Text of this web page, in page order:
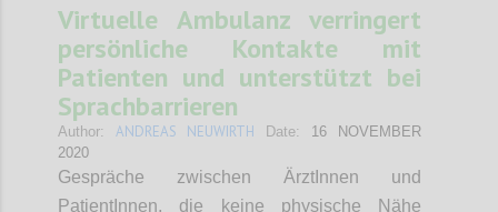
Virtuelle Ambulanz verringert
persönliche Kontakte mit
Patienten und unterstützt bei
Sprachbarrieren
Author: ANDREAS NEUWIRTH Date: 16 NOVEMBER
2020
Gespräche zwischen ÄrztInnen und
PatientInnen, die keine physische Nähe